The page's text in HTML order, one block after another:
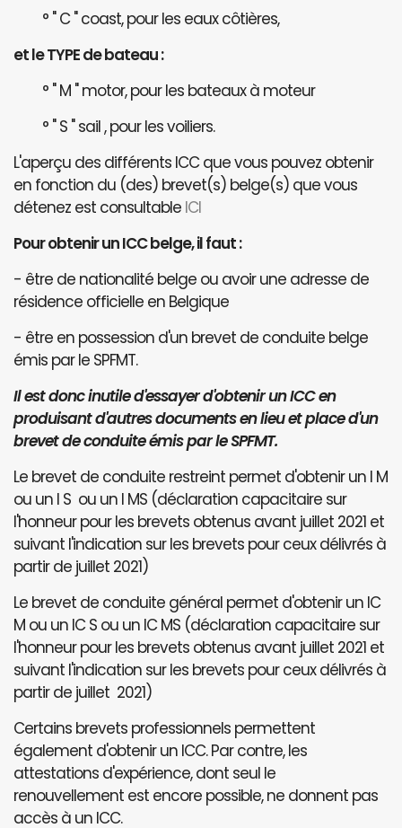
° " C " coast, pour les eaux côtières,
et le TYPE de bateau :
° " M " motor, pour les bateaux à moteur
° " S " sail , pour les voiliers.
L'aperçu des différents ICC que vous pouvez obtenir
en fonction du (des) brevet(s) belge(s) que vous
détenez est consultable ICI
Pour obtenir un ICC belge, il faut :
- être de nationalité belge ou avoir une adresse de
résidence officielle en Belgique
- être en possession d'un brevet de conduite belge
émis par le SPFMT.
Il est donc inutile d'essayer d'obtenir un ICC en
produisant d'autres documents en lieu et place d'un
brevet de conduite émis par le SPFMT.
Le brevet de conduite restreint permet d'obtenir un I M
ou un I S ou un I MS (déclaration capacitaire sur
l'honneur pour les brevets obtenus avant juillet 2021 et
suivant l'indication sur les brevets pour ceux délivrés à
partir de juillet 2021)
Le brevet de conduite général permet d'obtenir un IC
M ou un IC S ou un IC MS (déclaration capacitaire sur
l'honneur pour les brevets obtenus avant juillet 2021 et
suivant l'indication sur les brevets pour ceux délivrés à
partir de juillet 2021)
Certains brevets professionnels permettent
également d'obtenir un ICC. Par contre, les
attestations d'expérience, dont seul le
renouvellement est encore possible, ne donnent pas
accès à un ICC.